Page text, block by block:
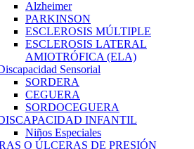
Alzheimer
PARKINSON
ESCLEROSIS MÚLTIPLE
ESCLEROSIS LATERAL
AMIOTRÓFICA (ELA)
Sensorial
SORDERA
CEGUERA
SORDOCEGUERA
INFANTIL
Niños Especiales
O ÚLCERAS DE PRESIÓN